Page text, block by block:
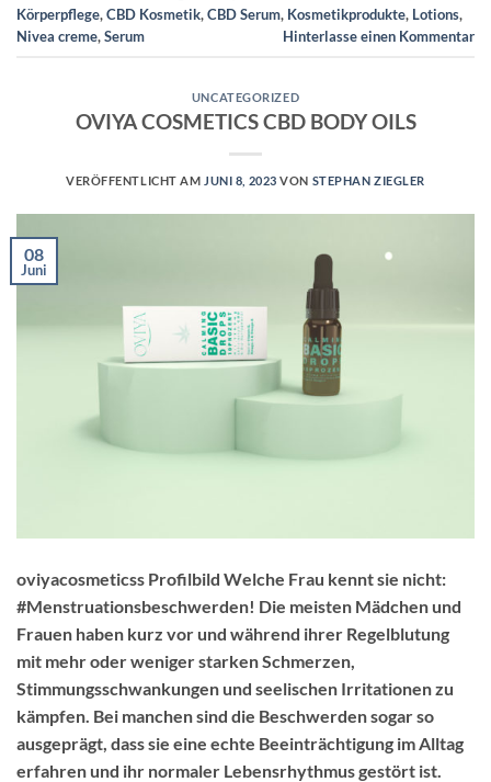
Körperpflege,CBD Kosmetik,CBD Serum, Kosmetikprodukte, Lotions,
Nivea creme,Serum Hinterlasse einen Kommentar
UNCATEGORIZED
OVIYA COSMETICS CBD BODY OILS
VERÖFFENTLICHT AM JUNI 8, 2023 VON STEPHAN ZIEGLER
08
Juni
oviyacosmeticss Profilbild Welche Frau kennt sie nicht:
#Menstruationsbeschwerden! Die meisten Mädchen und
Frauen haben kurz vor und während ihrer Regelblutung
mit mehr oder weniger starken Schmerzen,
Stimmungsschwankungen und seelischen Irritationen zu
kämpfen. Bei manchen sind die Beschwerden sogar so
ausgeprägt, dass sie eine echte Beeinträchtigung im Alltag
erfahren und ihr normaler Lebensrhythmus gestört ist.